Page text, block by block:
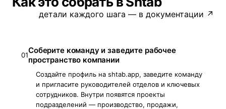
детали каждого шага — в документации ↗
01Соберите команду и заведите рабочее
пространство компании
Создайте профиль на shtab.app, заведите команду
и пригласите руководителей отделов и ключевых
сотрудников. Внутри появятся проекты
подразделений — производство, продажи,